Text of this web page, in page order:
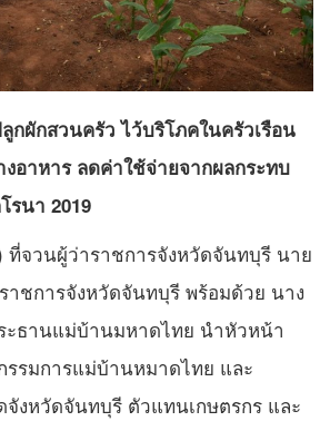
กผักสวนครัว ไว้บริโภคในครัวเรือน
อาหาร ลดค่าใช้จ่ายจากผลกระทบ
รนา 2019
ที่จวนผู้ว่าราชการจังหวัดจันทบุรี นาย
ชการจังหวัดจันทบุรี พร้อมด้วย นาง
ะธานแม่บ้านมหาดไทย นำหัวหน้า
รมการแม่บ้านหมาดไทย และ
งหวัดจันทบุรี ตัวแทนเกษตรกร และ